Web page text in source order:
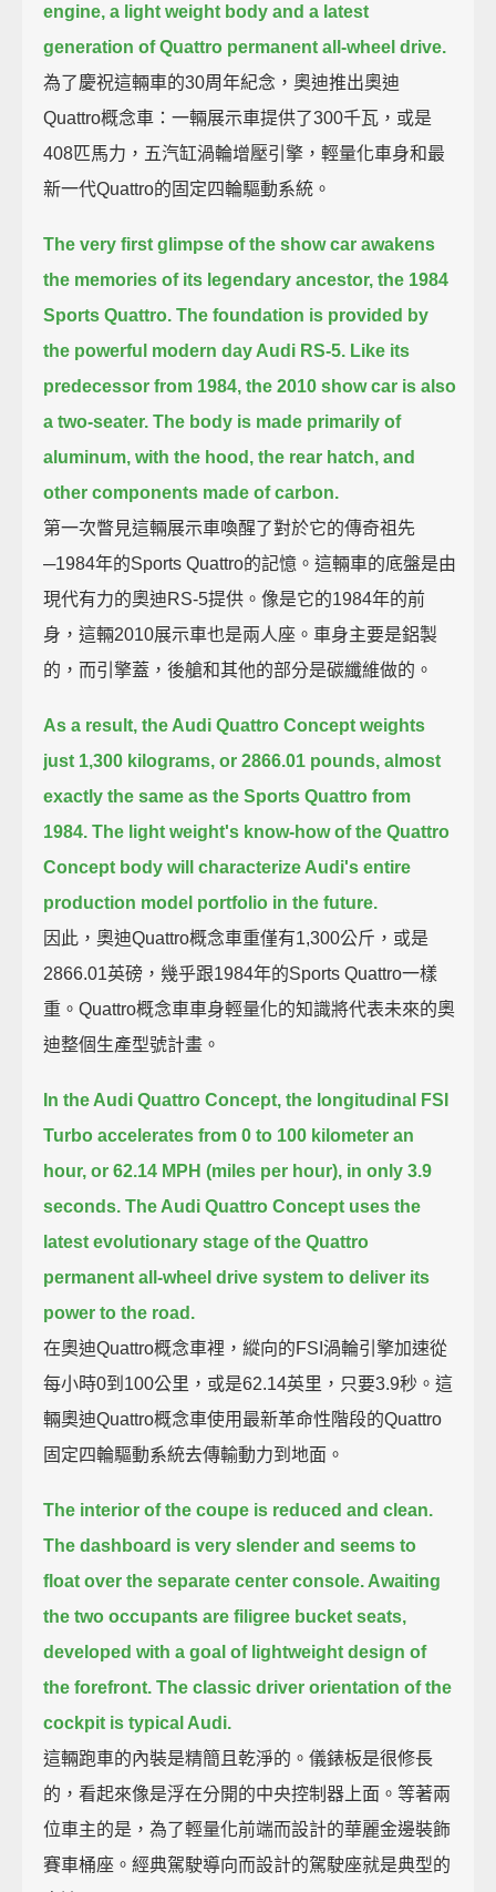
engine, a light weight body and a latest
generation of Quattro permanent all-wheel drive.
為了慶祝這輛車的30周年紀念，奧迪推出奧迪
Quattro概念車：一輛展示車提供了300千瓦，或是
408匹馬力，五汽缸渦輪增壓引擎，輕量化車身和最
新一代Quattro的固定四輪驅動系統。
The very first glimpse of the show car awakens
the memories of its legendary ancestor, the 1984
Sports Quattro. The foundation is provided by
the powerful modern day Audi RS-5. Like its
predecessor from 1984,the 2010 show car is also
a two-seater. The body is made primarily of
aluminum,with the hood, the rear hatch, and
other components made of carbon.
第一次瞥見這輛展示車喚醒了對於它的傳奇祖先
─1984年的Sports Quattro的記憶。這輛車的底盤是由
現代有力的奧迪RS-5提供。像是它的1984年的前
身，這輛2010展示車也是兩人座。車身主要是鋁製
的，而引擎蓋，後艙和其他的部分是碳纖維做的。
As a result, the Audi Quattro Concept weights
just 1,300 kilograms,or 2866.01 pounds, almost
exactly the same as the Sports Quattro from
1984.The light weight's know-how of the Quattro
Concept bodywill characterize Audi's entire
production model portfolio in the future.
因此，奧迪Quattro概念車重僅有1,300公斤，或是
2866.01英磅，幾乎跟1984年的Sports Quattro一樣
重。Quattro概念車車身輕量化的知識將代表未來的奧
迪整個生產型號計畫。
In the Audi Quattro Concept, the longitudinal FSI
Turbo accelerates from 0 to 100 kilometer an
hour,or 62.14 MPH (miles per hour), in only 3.9
seconds. The Audi Quattro Concept uses the
latest evolutionary stage of the Quattro
permanent all-wheel drive system to deliver its
power to the road.
在奧迪Quattro概念車裡，縱向的FSI渦輪引擎加速從
每小時0到100公里，或是62.14英里，只要3.9秒。這
輛奧迪Quattro概念車使用最新革命性階段的Quattro
固定四輪驅動系統去傳輸動力到地面。
The interior of the coupe is reduced and clean.
The dashboard is very slender and seems to
float over the separate center console. Awaiting
the two occupants arefiligree bucket seats,
developed with a goal of lightweight design of
the forefront.The classic driver orientation of the
cockpit is typical Audi.
這輛跑車的內裝是精簡且乾淨的。儀錶板是很修長
的，看起來像是浮在分開的中央控制器上面。等著兩
位車主的是，為了輕量化前端而設計的華麗金邊裝飾
賽車桶座。經典駕駛導向而設計的駕駛座就是典型的